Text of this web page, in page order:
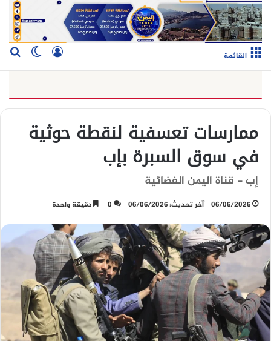
تسجيل القائمة
ممارسات تعسفية لنقطة حوثية
في سوق السبرة بإب
إب - قناة اليمن الفضائية
06/06/2026 آخر تحديث: 06/06/2026 0 دقيقة واحدة